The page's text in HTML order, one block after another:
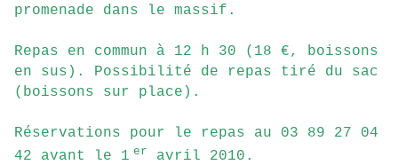
promenade dans le massif.
Repas en commun à 12 h 30 (18 €, boissons
en sus). Possibilité de repas tiré du sac
(boissons sur place).
Réservations pour le repas au 03 89 27 04
42 avant le 1 er avril 2010.